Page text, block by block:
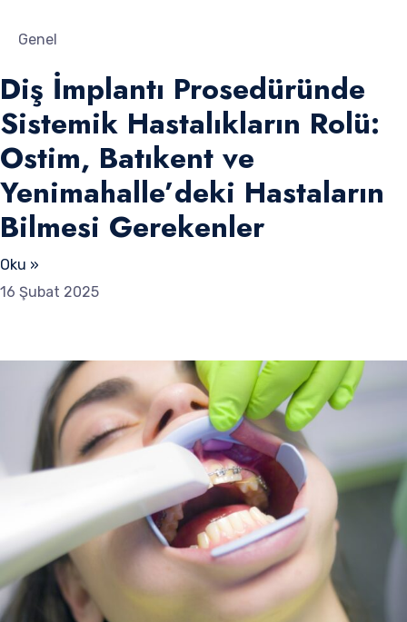
Genel
Diş İmplantı Prosedüründe
Sistemik Hastalıkların Rolü:
Ostim, Batıkent ve
Yenimahalle’deki Hastaların
Bilmesi Gerekenler
Oku »
16 Şubat 2025